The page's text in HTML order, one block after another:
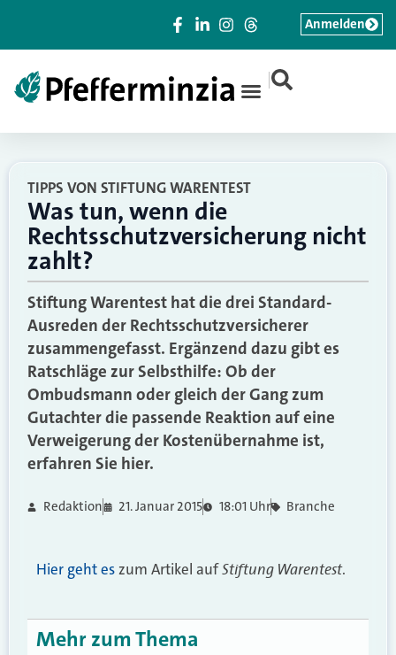
|
Anmelden
TIPPS VON STIFTUNG WARENTEST
Was tun, wenn die
Rechtsschutzversicherung nicht
zahlt?
Stiftung Warentest hat die drei Standard-
Ausreden der Rechtsschutzversicherer
zusammengefasst. Ergänzend dazu gibt es
Ratschläge zur Selbsthilfe: Ob der
Ombudsmann oder gleich der Gang zum
Gutachter die passende Reaktion auf eine
Verweigerung der Kostenübernahme ist,
erfahren Sie hier.
Redaktion 21. Januar 2015 18:01 Uhr Branche
Hier geht eszum Artikel aufStiftung Warentest.
Mehr zum Thema